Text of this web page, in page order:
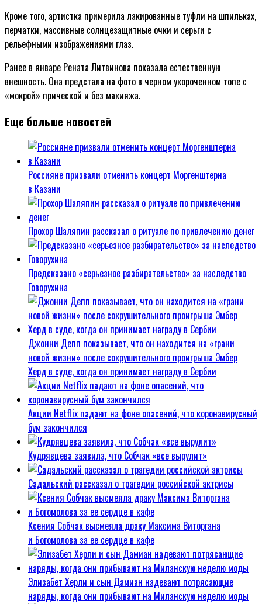
Кроме того, артистка примерила лакированные туфли на шпильках,
перчатки, массивные солнцезащитные очки и серьги с
рельефными изображениями глаз.
Ранее в январе Рената Литвинова показала естественную
внешность. Она предстала на фото в черном укороченном топе с
«мокрой» прической и без макияжа.
Еще больше новостей
Россияне призвали отменить концерт Моргенштерна
в Казани
Прохор Шаляпин рассказал о ритуале по привлечению денег
Предсказано «серьезное разбирательство» за наследство
Говорухина
Джонни Депп показывает, что он находится на «грани
новой жизни» после сокрушительного проигрыша Эмбер
Херд в суде, когда он принимает награду в Сербии
Акции Netflix падают на фоне опасений, что коронавирусный
бум закончился
Кудрявцева заявила, что Собчак «все вырулит»
Садальский рассказал о трагедии российской актрисы
Ксения Собчак высмеяла драку Максима Виторгана
и Богомолова за ее сердце в кафе
Элизабет Херли и сын Дамиан надевают потрясающие
наряды, когда они прибывают на Миланскую неделю моды